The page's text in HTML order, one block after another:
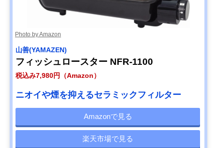
Photo by Amazon
山善(YAMAZEN)
フィッシュロースター NFR-1100
税込み7,980円（Amazon）
ニオイや煙を抑えるセラミックフィルター
Amazonで見る
楽天市場で見る